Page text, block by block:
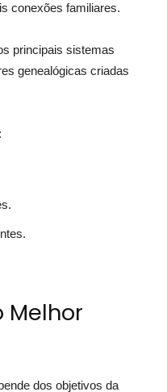
conexões familiares.
principais sistemas
genealógicas criadas
Melhor
dos objetivos da